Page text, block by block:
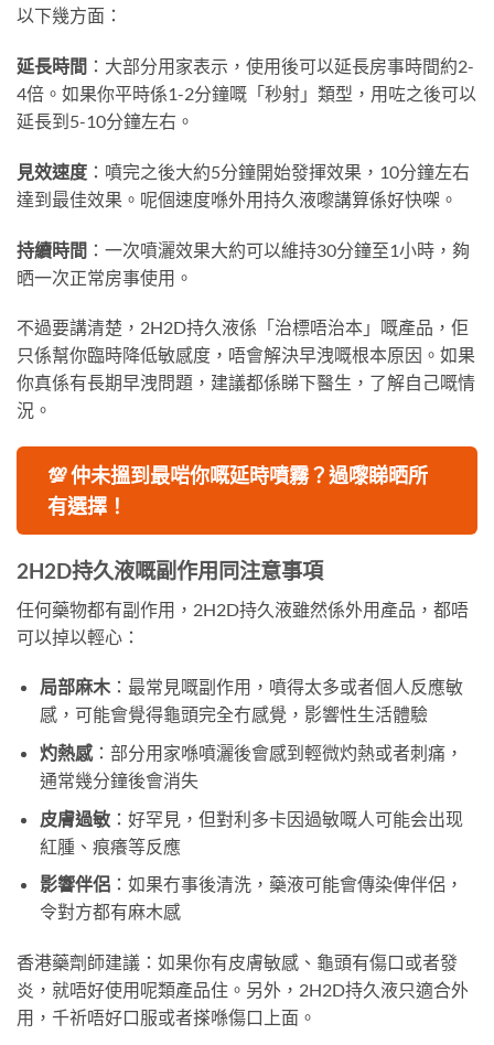
以下幾方面：
延長時間 ：大部分用家表示，使用後可以延長房事時間約2-
4倍。如果你平時係1-2分鐘嘅「秒射」類型，用咗之後可以
延長到5-10分鐘左右。
見效速度 ：噴完之後大約5分鐘開始發揮效果，10分鐘左右
達到最佳效果。呢個速度喺外用持久液嚟講算係好快㗎。
持續時間 ：一次噴灑效果大約可以維持30分鐘至1小時，夠
晒一次正常房事使用。
不過要講清楚，2H2D持久液係「治標唔治本」嘅產品，佢
只係幫你臨時降低敏感度，唔會解決早洩嘅根本原因。如果
你真係有長期早洩問題，建議都係睇下醫生，了解自己嘅情
況。
💯 仲未搵到最啱你嘅延時噴霧？過嚟睇晒所
有選擇！
2H2D持久液嘅副作用同注意事項
任何藥物都有副作用，2H2D持久液雖然係外用產品，都唔
可以掉以輕心：
局部麻木：最常見嘅副作用，噴得太多或者個人反應敏
感，可能會覺得龜頭完全冇感覺，影響性生活體驗
灼熱感：部分用家喺噴灑後會感到輕微灼熱或者刺痛，
通常幾分鐘後會消失
皮膚過敏：好罕見，但對利多卡因過敏嘅人可能会出现
紅腫、痕癢等反應
影響伴侶：如果冇事後清洗，藥液可能會傳染俾伴侶，
令對方都有麻木感
香港藥劑師建議：如果你有皮膚敏感、龜頭有傷口或者發
炎，就唔好使用呢類產品住。另外，2H2D持久液只適合外
用，千祈唔好口服或者搽喺傷口上面。